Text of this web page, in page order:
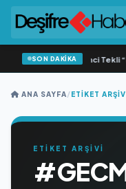
SON DAKİKA
Yonca Samlı ‘dan İkinci Tekli
ANA SAYFA/ETIKET
ETİKET ARŞİVİ